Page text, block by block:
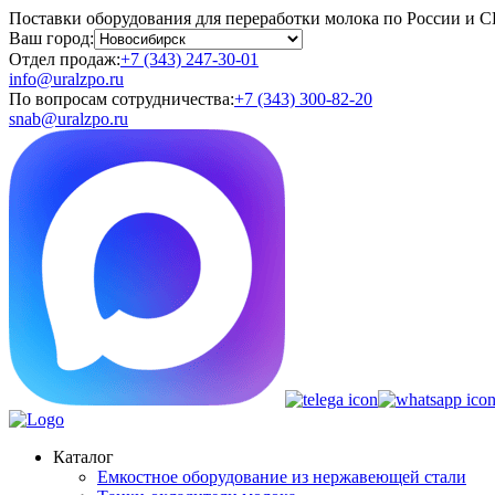
Поставки оборудования для переработки молока по России и
Ваш город:
Отдел продаж:+7 (343) 247-30-01
info@uralzpo.ru
По вопросам сотрудничества:+7 (343) 300-82-20
snab@uralzpo.ru
Каталог
Емкостное оборудование из нержавеющей стали